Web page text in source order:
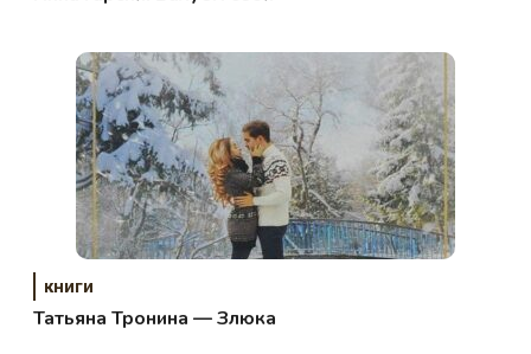
книги
Татьяна Тронина — Злюка